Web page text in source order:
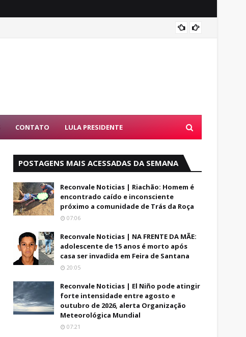
CONTATO LULA PRESIDENTE
POSTAGENS MAIS ACESSADAS DA SEMANA
Reconvale Noticias | Riachão: Homem é
encontrado caído e inconsciente
próximo a comunidade de Trás da Roça
07:06
Reconvale Noticias | NA FRENTE DA MÃE:
adolescente de 15 anos é morto após
casa ser invadida em Feira de Santana
20:05
Reconvale Noticias | El Niño pode atingir
forte intensidade entre agosto e
outubro de 2026, alerta Organização
Meteorológica Mundial
07:21